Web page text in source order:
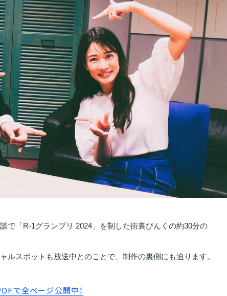
で「R-1グランプリ 2024」を制した街裏ぴんくの約30分の
ルスポットも放送中とのことで、制作の裏側にも迫ります。
で全ページ公開中！